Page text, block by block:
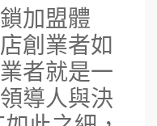
加盟體
創業者如
者就是一
導人與決